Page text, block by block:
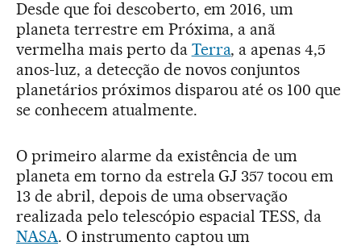
Desde que foi descoberto, em 2016, um
planeta terrestre em Próxima, a anã
vermelha mais perto da Terra, a apenas 4,5
anos-luz, a detecção de novos conjuntos
planetários próximos disparou até os 100 que
se conhecem atualmente.
O primeiro alarme da existência de um
planeta em torno da estrela GJ 357 tocou em
13 de abril, depois de uma observação
realizada pelo telescópio espacial TESS, da
NASA. O instrumento captou um